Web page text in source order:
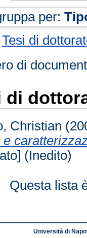
per:
Tesi di
di
di
Christian
e
(Inedito)
Questa lista
Università di